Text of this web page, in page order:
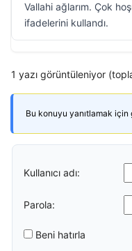
Vallahi ağlarım. Çok
ifadelerini kullandı.
1 yazı görüntüleniyor
Bu konuyu yanıtlamak için
Kullanıcı adı:
Parola:
Beni hatırla